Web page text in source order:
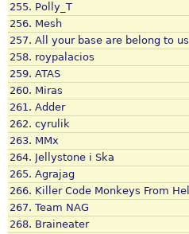
255. Polly_T
256. Mesh
257. All your base are belong to us
258. roypalacios
259. ATAS
260. Miras
261. Adder
262. cyrulik
263. MMx
264. Jellystone i Ska
265. Agrajag
266. Killer Code Monkeys From Hell
267. Team NAG
268. Braineater